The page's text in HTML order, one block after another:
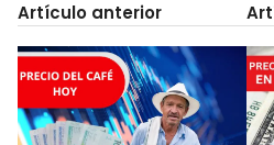
Artículo anterior